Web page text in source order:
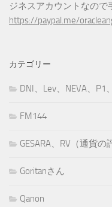
ジネスアカウントなので
https://paypal.me/
カテゴリー
DNI、Lev、NEVA、P1
FM144
GESARA、RV（通貨の
Goritanさん
Qanon